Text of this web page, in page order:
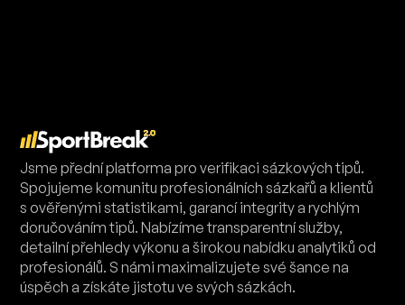
Jsme přední platforma pro verifikaci sázkových tipů.
Spojujeme komunitu profesionálních sázkařů a klientů
s ověřenými statistikami, garancí integrity a rychlým
doručováním tipů. Nabízíme transparentní služby,
detailní přehledy výkonu a širokou nabídku analytiků od
profesionálů. S námi maximalizujete své šance na
úspěch a získáte jistotu ve svých sázkách.